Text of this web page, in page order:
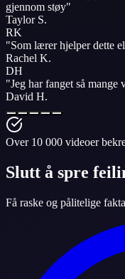
gjennom støy"
Taylor S.
RK
"Som lærer hjelper dette
Rachel K.
DH
"Jeg har fanget så mange
David H.
Over 10 000 videoer
Slutt å spre
Få raske og pålitelige